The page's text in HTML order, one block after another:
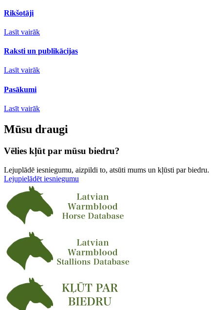
Rikšotāji
Lasīt vairāk
Raksti un publikācijas
Lasīt vairāk
Pasākumi
Lasīt vairāk
Mūsu draugi
Vēlies kļūt par mūsu biedru?
Lejuplādē iesniegumu, aizpildi to, atsūti mums un kļūsti par biedru.
Lejupielādēt iesniegumu